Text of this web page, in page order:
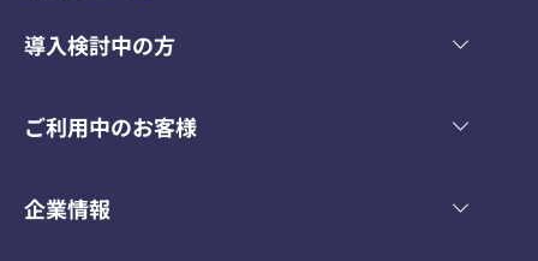
導入検討中の方
ご利用中のお客様
企業情報